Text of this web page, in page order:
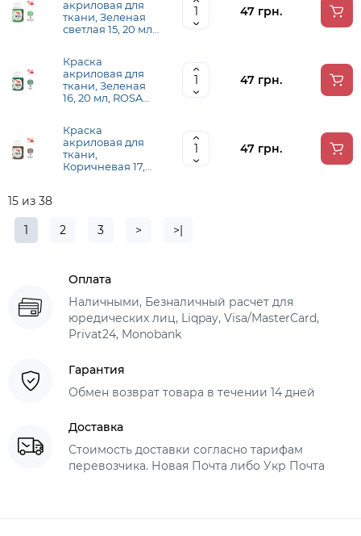
акриловая для
ткани, Зеленая
светлая 15, 20 мл,
47 грн.
Краска
акриловая для
ткани, Зеленая
16, 20 мл, ROSA
47 грн.
Краска
акриловая для
ткани,
Коричневая 17,
47 грн.
15 из 38
1
2 3 > >|
Оплата
Наличными, Безналичный расчет для
юредических лиц, Liqpay, Visa/MasterCard,
Privat24, Monobank
Гарантия
Обмен возврат товара в течении 14 дней
Доставка
Стоимость доставки согласно тарифам
перевозчика. Новая Почта либо Укр Почта